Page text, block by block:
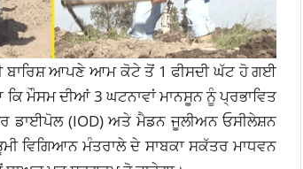
ਬਾਰਿਸ਼ ਆਪਣੇ ਆਮ ਕੋਟੇ ਤੋਂ 1 ਫੀਸਦੀ ਘੱਟ ਹੋ ਗਈ
ਮੌਸਮ ਦੀਆਂ 3 ਘਟਨਾਵਾਂ ਮਾਨਸੂਨ ਨੂੰ ਪ੍ਰਭਾਵਿਤ
ਡਾਈਪੋਲ (IOD) ਅਤੇ ਮੈਡਨ ਜੂਲੀਅਨ ਓਸੀਲੇਸ਼ਨ
ਵਿਗਿਆਨ ਮੰਤਰਾਲੇ ਦੇ ਸਾਬਕਾ ਸਕੱਤਰ ਮਾਧਵਨ